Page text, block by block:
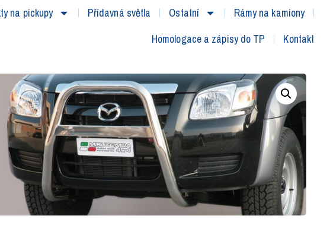
na pickupy Přídavná světla Ostatní
Rámy na kamiony
Homologace a zápisy do TP
Kontakt